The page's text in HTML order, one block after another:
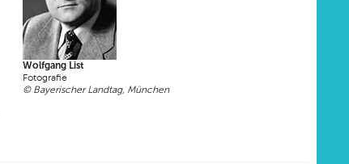
Wolfgang List
Fotografie
© Bayerischer Landtag, München